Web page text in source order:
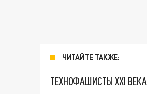
ЧИТАЙТЕ ТАКЖЕ:
ТЕХНОФАШИСТЫ XXI ВЕКА